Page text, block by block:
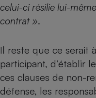
celui-ci résilie lui-
contrat ».
Il reste que ce serait
participant, d’établir
ces clauses de non-
défense, les